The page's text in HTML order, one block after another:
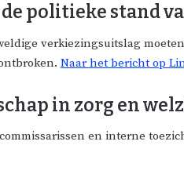
de politieke stand
verkiezingsuitslag
Naar het bericht op
in zorg en
en interne